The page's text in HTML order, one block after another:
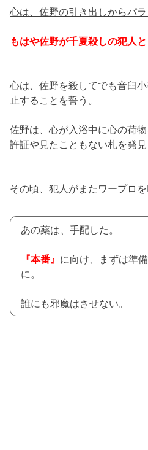
心は、佐野の引き出しからパ
もはや佐野が千夏殺しの犯人と
心は、佐野を殺してでも音臼
止することを誓う。
佐野は、心が入浴中に心の荷
許証や見たこともない札を発見
その頃、犯人がまたワープロを
あの薬は、手配した。
『本番』 に向け、まずは準
に。
誰にも邪魔はさせない。